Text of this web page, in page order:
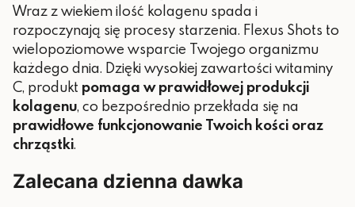
Wraz z wiekiem ilość kolagenu spada i
rozpoczynają się procesy starzenia. Flexus Shots to
wielopoziomowe wsparcie Twojego organizmu
każdego dnia. Dzięki wysokiej zawartości witaminy
C, produkt pomaga w prawidłowej produkcji
kolagenu, co bezpośrednio przekłada się na
prawidłowe funkcjonowanie Twoich kości oraz
chrząstki.
Zalecana dzienna dawka